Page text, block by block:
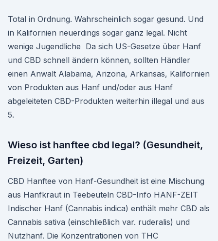
Total in Ordnung. Wahrscheinlich sogar gesund. Und
in Kalifornien neuerdings sogar ganz legal. Nicht
wenige Jugendliche Da sich US-Gesetze über Hanf
und CBD schnell ändern können, sollten Händler
einen Anwalt Alabama, Arizona, Arkansas, Kalifornien
von Produkten aus Hanf und/oder aus Hanf
abgeleiteten CBD-Produkten weiterhin illegal und aus
5.
Wieso ist hanftee cbd legal? (Gesundheit,
Freizeit, Garten)
CBD Hanftee von Hanf-Gesundheit ist eine Mischung
aus Hanfkraut in Teebeuteln CBD-Info HANF-ZEIT
Indischer Hanf (Cannabis indica) enthält mehr CBD als
Cannabis sativa (einschließlich var. ruderalis) und
Nutzhanf. Die Konzentrationen von THC